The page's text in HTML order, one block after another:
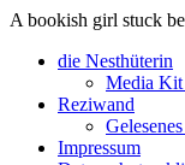
A bookish girl stuck
die Nesthüterin
Media Kit
Reziwand
Impressum